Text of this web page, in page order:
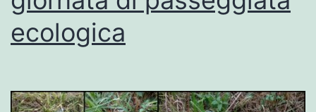
ecologica